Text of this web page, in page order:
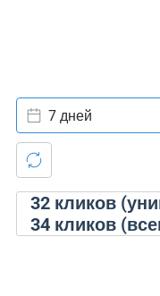
32кликов
34кликов
7 дней